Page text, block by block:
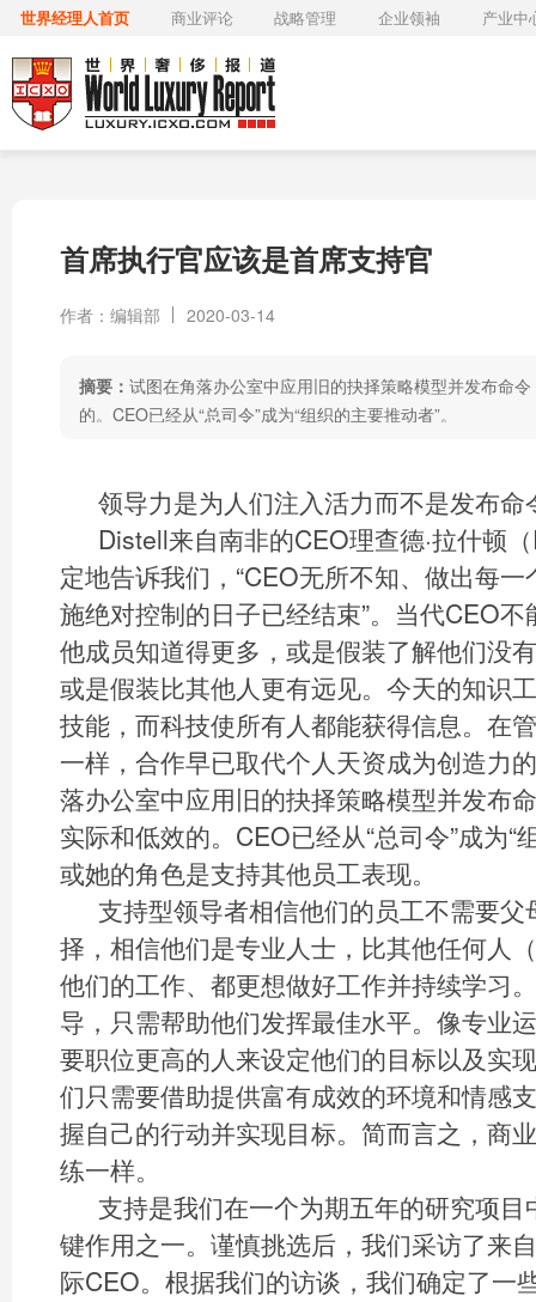
世界经理人首页 商业评论 战略管理 企业领袖 产业中
首席执行官应该是首席支持官
作者：编辑部 2020-03-14
摘要： 试图在角落办公室中应用旧的抉择策略模型并发布命
的。CEO已经从“总司令”成为“组织的主要推动者”。
领导力是为人们注入活力而不是发布
Distell来自南非的CEO理查德·拉什顿
定地告诉我们，“CEO无所不知、做出每
施绝对控制的日子已经结束”。当代CEO
他成员知道得更多，或是假装了解他们没
或是假装比其他人更有远见。今天的知识
技能，而科技使所有人都能获得信息。在
一样，合作早已取代个人天资成为创造力
落办公室中应用旧的抉择策略模型并发布
实际和低效的。CEO已经从“总司令”成为“
或她的角色是支持其他员工表现。
支持型领导者相信他们的员工不需要
择，相信他们是专业人士，比其他任何人
他们的工作、都更想做好工作并持续学习
导，只需帮助他们发挥最佳水平。像专业
要职位更高的人来设定他们的目标以及实
们只需要借助提供富有成效的环境和情感
握自己的行动并实现目标。简而言之，商
练一样。
支持是我们在一个为期五年的研究项
键作用之一。谨慎挑选后，我们采访了来
际CEO。根据我们的访谈，我们确定了一